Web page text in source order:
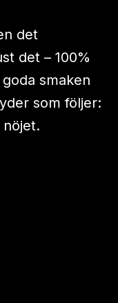
det
det – 100%
smaken
som följer: